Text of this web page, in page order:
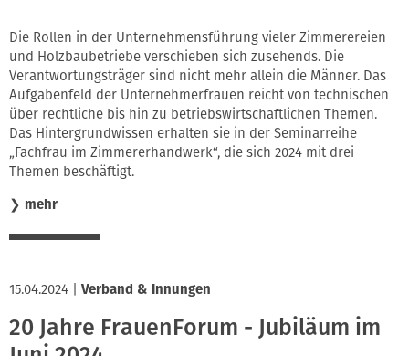
Die Rollen in der Unternehmensführung vieler Zimmerereien
und Holzbaubetriebe verschieben sich zusehends. Die
Verantwortungsträger sind nicht mehr allein die Männer. Das
Aufgabenfeld der Unternehmerfrauen reicht von technischen
über rechtliche bis hin zu betriebswirtschaftlichen Themen.
Das Hintergrundwissen erhalten sie in der Seminarreihe
„Fachfrau im Zimmererhandwerk“, die sich 2024 mit drei
Themen beschäftigt.
❯ mehr
15.04.2024 Verband & Innungen
20 Jahre FrauenForum - Jubiläum im